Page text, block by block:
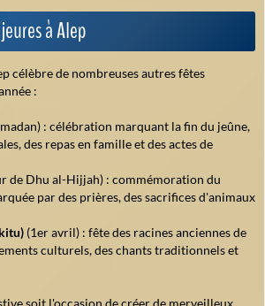
à Alep
célèbre de nombreuses autres fêtes
:
: célébration marquant la fin du jeûne,
des repas en famille et des actes de
de Dhu al-Hijjah) : commémoration du
par des prières, des sacrifices d'animaux
(1er avril) : fête des racines anciennes de
culturels, des chants traditionnels et